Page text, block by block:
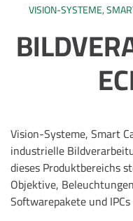
VISION-SYSTEME,
Vision-Systeme, Smart
industrielle
dieses Produktbereichs
Objektive,
Softwarepakete und